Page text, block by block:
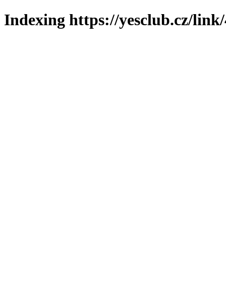
Indexing https://yesclub.cz/link/